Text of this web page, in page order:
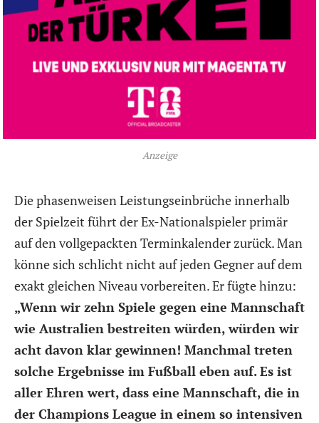
Anzeige
Die phasenweisen Leistungseinbrüche innerhalb
der Spielzeit führt der Ex-Nationalspieler primär
auf den vollgepackten Terminkalender zurück. Man
könne sich schlicht nicht auf jeden Gegner auf dem
exakt gleichen Niveau vorbereiten. Er fügte hinzu:
„Wenn wir zehn Spiele gegen eine Mannschaft
wie Australien bestreiten würden, würden wir
acht davon klar gewinnen! Manchmal treten
solche Ergebnisse im Fußball eben auf. Es ist
aller Ehren wert, dass eine Mannschaft, die in
der Champions League in einem so intensiven